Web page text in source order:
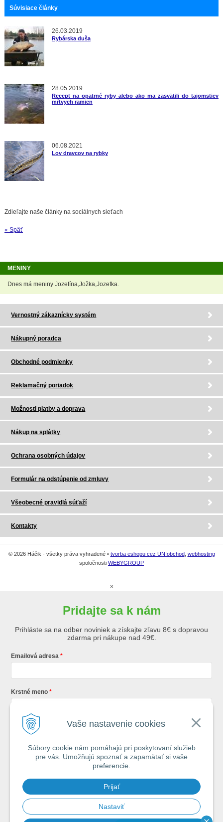
Vaše nastavenie cookies
Súbory cookie nám pomáhajú pri poskytovaní služieb
pre vás. Umožňujú spoznať a zapamätať si vaše
preferencie.
Prijať
Nastaviť
Súvisiace články
26.03.2019
Rybárska duša
28.05.2019
Recept na opatrné ryby alebo ako ma zasvätili do tajomstiev
mŕtvych ramien
06.08.2021
Lov dravcov na rybky
Zdieľajte naše články na sociálnych sieťach
« Späť
MENINY
Dnes má meniny Jozefína,Jožka,Jozefka.
Vernostný zákaznícky systém
Nákupný poradca
Obchodné podmienky
Reklamačný poriadok
Možnosti platby a doprava
Nákup na splátky
Ochrana osobných údajov
Formulár na odstúpenie od zmluvy
Všeobecné pravidlá súťaží
Kontakty
© 2026 Háčik - všetky práva vyhradené • tvorba eshopu cez UNIobchod, webhosting
spoločnosti WEBYGROUP
×
Pridajte sa k nám
Prihláste sa na odber noviniek a získajte zľavu 8€ s dopravou
zdarma pri nákupe nad 49€.
Emailová adresa
Krstné meno
Registráciou súhlasíte so
Každý týždeň si od nás nájdete v schránke : 1x Rybársky Poradca a 1x
akčná ponuka. 1x mesačne prehľad nových článkov z nášho blogu.
Ochrana vašich osobných údajov je pre nás na 1. mieste.Zoznámte sa s
našimi zásadami spracovania osobných údajov